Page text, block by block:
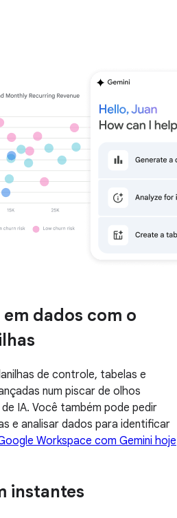
dados com o
de controle, tabelas e
num piscar de olhos
IA. Você também pode pedir
e analisar dados para identificar
Workspace com Gemini hoje
instantes